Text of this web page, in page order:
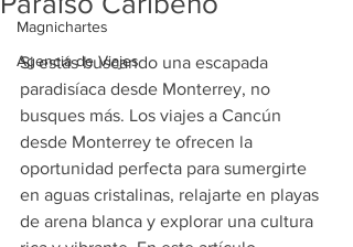
Magnichartes
Agencia de Viajes
Si estás buscando una escapada
paradisíaca desde Monterrey, no
busques más. Los viajes a Cancún
desde Monterrey te ofrecen la
oportunidad perfecta para sumergirte
en aguas cristalinas, relajarte en playas
de arena blanca y explorar una cultura